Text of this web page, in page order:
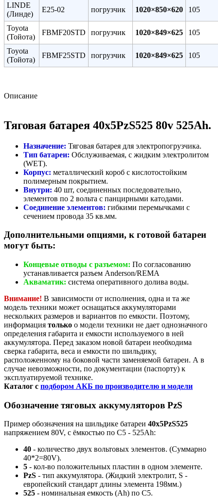
LINDE
(Линде)
E25-02 погрузчик 1020×850×620 105
Toyota
(Тойота)
FBMF20STD погрузчик 1020×849×625 105
Toyota
(Тойота)
FBMF25STD погрузчик 1020×849×625 105
Описание
Тяговая батарея 40х5PzS525 80v 525Ah.
Назначение: Тяговая батарея для электропогрузчика.
Тип батареи: Обслуживаемая, с жидким электролитом
(WET).
Корпус: металлический короб с кислотостойким
полимерным покрытием.
Внутри: 40 шт, соединенных последовательно,
элементов по 2 вольта с панцирными катодами.
Соединение элементов: гибкими перемычками с
сечением провода 35 кв.мм.
Дополнительными опциями, к готовой батареи
могут быть:
Концевые отводы с разъемом: По согласованию
устанавливается разъем Anderson/REMA
Акваматик: система оперативного долива воды.
Внимание! В зависимости от исполнения, одна и та же
модель техники может оснащаться аккумуляторами
нескольких размеров и вариантов по емкости. Поэтому,
информация только о модели техники не дает однозначного
определения габарита и емкости используемого в ней
аккумулятора. Перед заказом новой батареи необходима
сверка габарита, веса и емкости по шильдику,
расположенному на боковой части заменяемой батареи. А в
случае невозможности, по документации (паспорту) к
эксплуатируемой технике.
Каталог с подбором АКБ по производителю и модели
Обозначение тяговых аккумуляторов PzS
Пример обозначения на шильдике батареи 40х5PzS525
напряжением 80V, с ёмкостью по C5 - 525Ah:
40 - количество двух вольтовых элементов. (Суммарно
40*2=80V).
5 - кол-во положительных пластин в одном элементе.
PzS - тип аккумулятора. (Жидкий электролит, S -
европейский стандарт длины элемента 198мм.)
525 - номинальная емкость (Ah) по С5.